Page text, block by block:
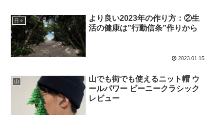
日々
より良い2023年の作り方：②生
活の健康は”行動信条”作りから
2023.01.15
山
山でも街でも使えるニット帽 ウ
ールパワー ビーニークラシック
レビュー